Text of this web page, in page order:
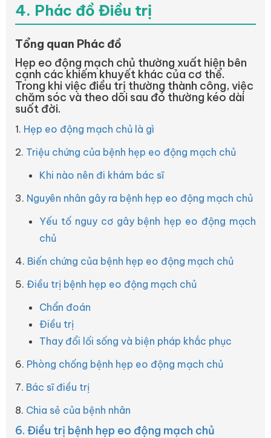
4. Phác đồ Điều trị
Tổng quan Phác đồ
Hẹp eo động mạch chủ thường xuất hiện bên
cạnh các khiếm khuyết khác của cơ thể.
Trong khi việc điều trị thường thành công, việc
chăm sóc và theo dõi sau đó thường kéo dài
suốt đời.
1. Hẹp eo động mạch chủ là gì
2. Triệu chứng của bệnh hẹp eo động mạch chủ
Khi nào nên đi khám bác sĩ
3. Nguyên nhân gây ra bệnh hẹp eo động mạch chủ
Yếu tố nguy cơ gây bệnh hẹp eo động mạch
chủ
4. Biến chứng của bệnh hẹp eo động mạch chủ
5. Điều trị bệnh hẹp eo động mạch chủ
Chẩn đoán
Điều trị
Thay đổi lối sống và biện pháp khắc phục
6. Phòng chống bệnh hẹp eo động mạch chủ
7. Bác sĩ điều trị
8. Chia sẻ của bệnh nhân
6. Điều trị bệnh hẹp eo động mạch chủ